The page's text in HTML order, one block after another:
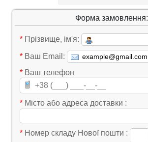
Форма замовлення:
* Прізвище, ім'я:
* Ваш Email:
* Ваш телефон
* Місто або адреса доставки :
* Номер складу Нової пошти :